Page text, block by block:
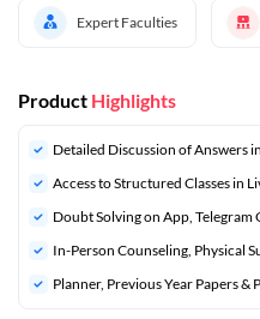
Expert Faculties
Product Highlights
Detailed Discussion of Answers
Access to Structured Classes in
Doubt Solving on App,
In-Person Counseling, Physical
⁠Planner, Previous Year Papers